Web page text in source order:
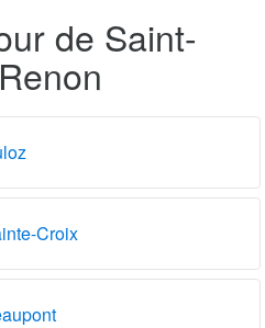
de Saint-
Croix